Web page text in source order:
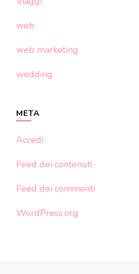
web
web marketing
wedding
META
Accedi
Feed dei contenuti
Feed dei commenti
WordPress.org